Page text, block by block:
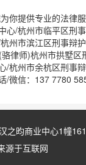
你提供专业的法律
/杭州市临平区刑
州市滨江区刑事辩
师)杭州市拱墅区
杭州市余杭区刑事
微信：137 7780
之昀商业中心1幢
源于互联网